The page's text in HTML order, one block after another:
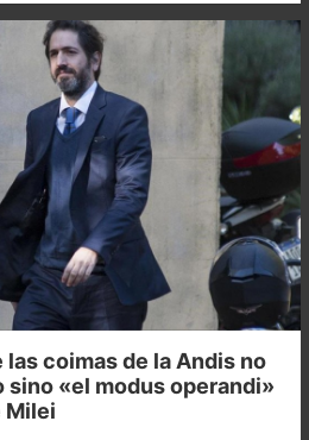
coimas de la Andis no
sino «el modus operandi»
Milei